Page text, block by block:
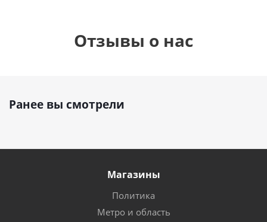
Отзывы о нас
Ранее вы смотрели
Магазины
Политика
Метро и область